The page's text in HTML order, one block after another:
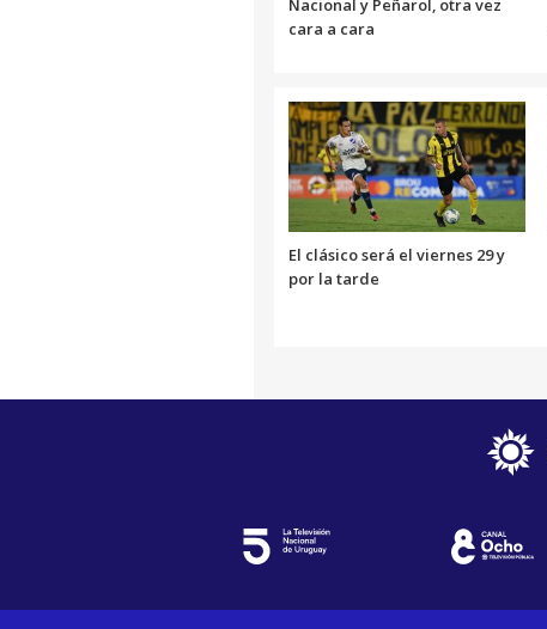
cara a cara
El clásico será el viernes 29 y
por la tarde